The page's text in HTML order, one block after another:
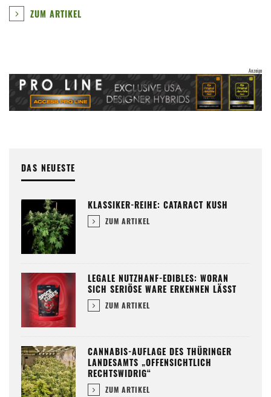
ZUM ARTIKEL
DAS NEUESTE
KLASSIKER-REIHE: CATARACT KUSH
ZUM ARTIKEL
LEGALE NUTZHANF-EDIBLES: WORAN
SICH SERIÖSE WARE ERKENNEN LÄSST
ZUM ARTIKEL
CANNABIS-AUFLAGE DES THÜRINGER
LANDESAMTS „OFFENSICHTLICH
RECHTSWIDRIG“
ZUM ARTIKEL